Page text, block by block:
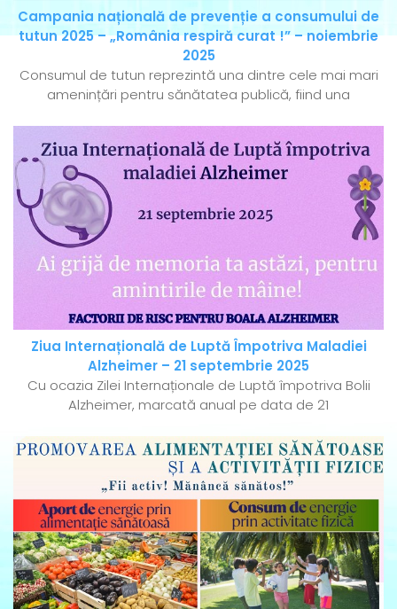
Campania națională de prevenție a consumului de
tutun 2025 – „România respiră curat !” – noiembrie
2025
Consumul de tutun reprezintă una dintre cele mai mari
amenințări pentru sănătatea publică, fiind una
Ziua Internațională de Luptă Împotriva Maladiei
Alzheimer – 21 septembrie 2025
Cu ocazia Zilei Internaționale de Luptă împotriva Bolii
Alzheimer, marcată anual pe data de 21